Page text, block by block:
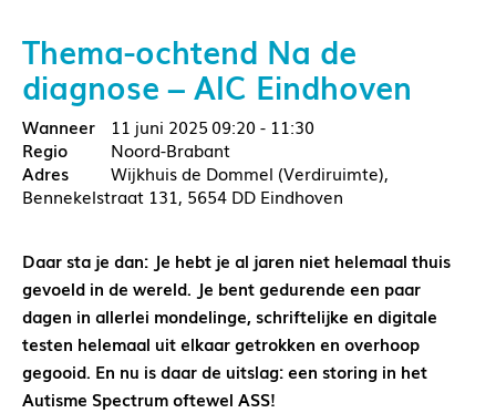
Thema-ochtend Na de
diagnose – AIC Eindhoven
11 juni 2025 09:20 - 11:30
Noord-Brabant
Wijkhuis de Dommel (Verdiruimte),
Bennekelstraat 131, 5654 DD Eindhoven
Daar sta je dan: Je hebt je al jaren niet helemaal thuis
gevoeld in de wereld. Je bent gedurende een paar
dagen in allerlei mondelinge, schriftelijke en digitale
testen helemaal uit elkaar getrokken en overhoop
gegooid. En nu is daar de uitslag: een storing in het
Autisme Spectrum oftewel ASS!